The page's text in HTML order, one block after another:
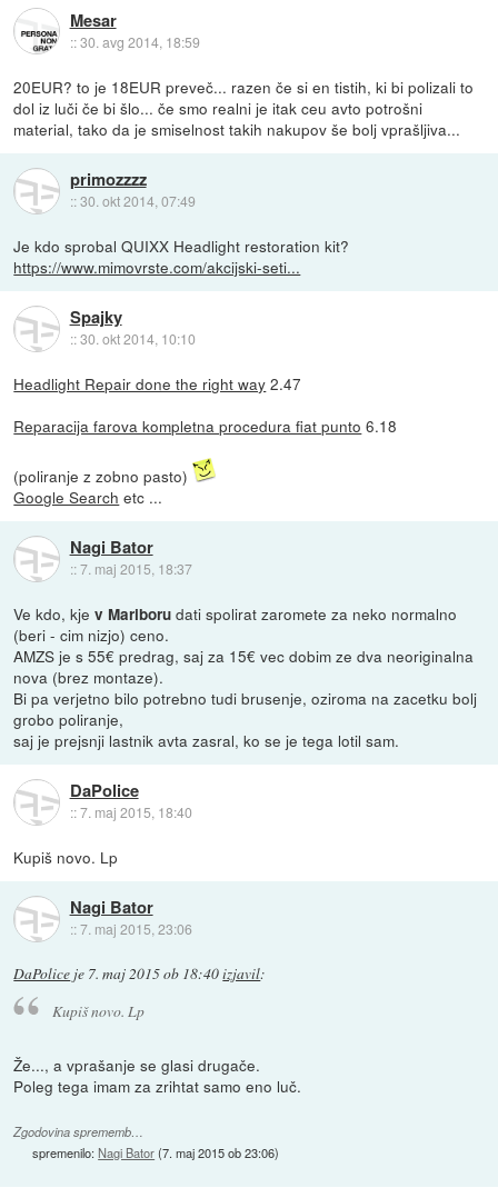
Mesar
::30. avg 2014, 18:59
20EUR? to je 18EUR preveč... razen če si en tistih, ki bi polizali to
dol iz luči če bi šlo... če smo realni je itak ceu avto potrošni
material, tako da je smiselnost takih nakupov še bolj vprašljiva...
primozzzz
::30. okt 2014, 07:49
Je kdo sprobal QUIXX Headlight restoration kit?
https://www.mimovrste.com/akcijski-seti...
Spajky
::30. okt 2014, 10:10
Headlight Repair done the right way 2.47
Reparacija farova kompletna procedura fiat punto 6.18
(poliranje z zobno pasto)
Google Search etc ...
Nagi Bator
::7. maj 2015, 18:37
Ve kdo, kjev Mariboru dati spolirat zaromete za neko normalno
(beri - cim nizjo) ceno.
AMZS je s 55€ predrag, saj za 15€ vec dobim ze dva neoriginalna
nova (brez montaze).
Bi pa verjetno bilo potrebno tudi brusenje, oziroma na zacetku bolj
grobo poliranje,
saj je prejsnji lastnik avta zasral, ko se je tega lotil sam.
DaPolice
::7. maj 2015, 18:40
Kupiš novo. Lp
Nagi Bator
::7. maj 2015, 23:06
DaPolice je 7. maj 2015 ob 18:40izjavil:
Kupiš novo. Lp
Že..., a vprašanje se glasi drugače.
Poleg tega imam za zrihtat samo eno luč.
Zgodovina sprememb…
spremenilo:Nagi Bator(7. maj 2015 ob 23:06)